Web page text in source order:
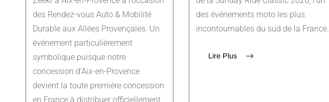
des Rendez-vous Auto & Mobilité
Durable aux Allées Provençales. Un
événement particulièrement
symbolique puisque notre
concession d’Aix-en-Provence
devient la toute première concession
en France à distribuer officiellement
des événements moto les plus
incontournables du sud de la France.
Lire Plus